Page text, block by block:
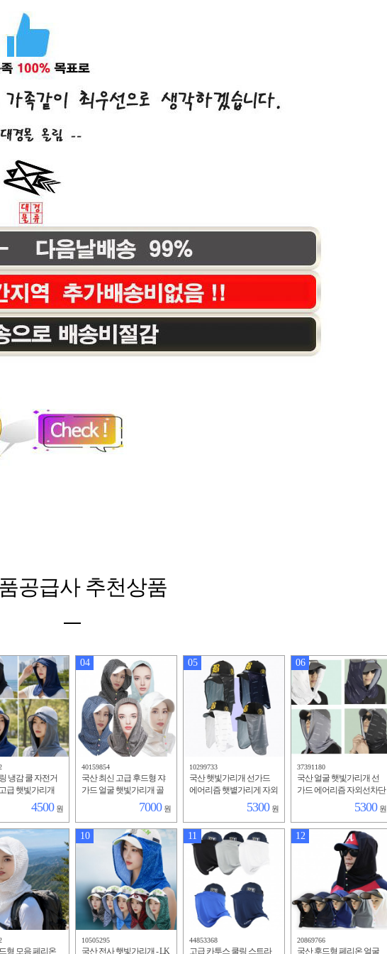
공급사 추천상품
냉감 쿨 자전거
급 햇빛가리개
4500 원
04
40159854
국산 최신 고급 후드형 쟈
가드 얼굴 햇빛가리개 골
프 봄 여름 선가드 그늘막
여성 남성 낚시 등산 필수
품
7000 원
05
10299733
국산 햇빛가리개 선가드
에어리즘 햇볕가리게 자외
선차단 모자 등산 낚시 골
프 차양막 냉감 스카프
5300 원
06
37391180
국산 얼굴 햇빛가리개 선
가드 에어리즘 자외선차단
모자 등산 낚시 골프 냉감
5300 원
형 모음 페리온
10
10505295
국산 전사 햇빛가리개 - LK
11
44853368
고급 카투스 쿨링 스트라
12
20869766
국산 후드형 페리온 얼굴